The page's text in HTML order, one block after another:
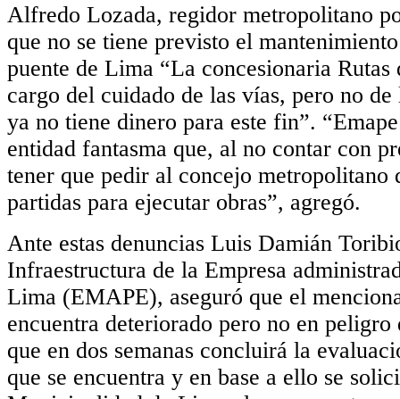
Alfredo Lozada, regidor metropolitano
que no se tiene previsto el
puente de Lima “La concesionaria Rutas
cargo del cuidado de las vías, pero no de
ya no tiene dinero para este fin”.
entidad fantasma que, al no contar con
tener que pedir al concejo metropolitano
partidas para ejecutar obras”, agregó.
Ante estas denuncias Luis Damián
Infraestructura de la Empresa
Lima (EMAPE), aseguró que el
encuentra deteriorado pero no en peligro
que en dos semanas concluirá la
que se encuentra y en base a ello se